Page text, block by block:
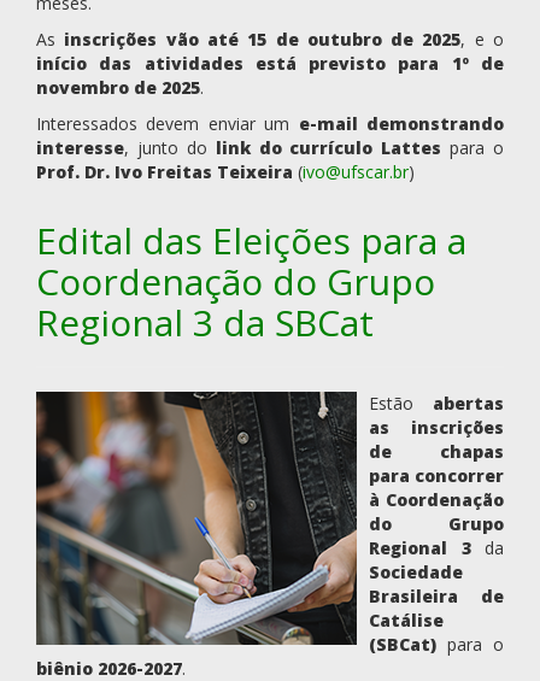
As inscrições vão até 15 de outubro de 2025, e o
início das atividades está previsto para 1º de
novembro de 2025.
Interessados devem enviar um e-mail demonstrando
interesse, junto do link do currículo Lattes para o
Prof. Dr. Ivo Freitas Teixeira (ivo@ufscar.br)
Edital das Eleições para a
Coordenação do Grupo
Regional 3 da SBCat
Estão abertas
as inscrições
de chapas
para concorrer
à Coordenação
do Grupo
Regional 3da
Sociedade
Brasileira de
Catálise
(SBCat) para o
biênio 2026-2027.